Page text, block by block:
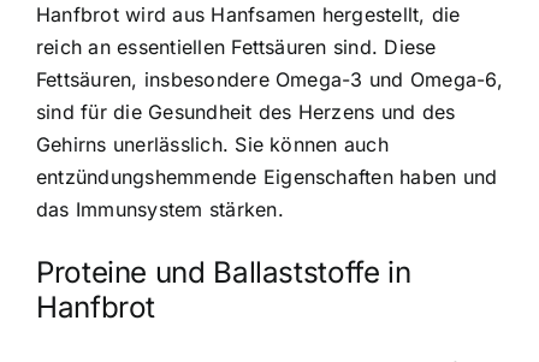
Hanfbrot wird aus Hanfsamen hergestellt, die
reich an essentiellen Fettsäuren sind. Diese
Fettsäuren, insbesondere Omega-3 und Omega-6,
sind für die Gesundheit des Herzens und des
Gehirns unerlässlich. Sie können auch
entzündungshemmende Eigenschaften haben und
das Immunsystem stärken.
Proteine und Ballaststoffe in
Hanfbrot